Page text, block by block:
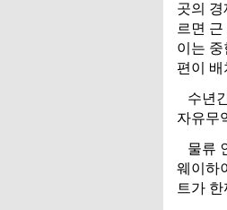
곳의
르면
이는
편이 배
수년
자유무
물류
웨이하
트가